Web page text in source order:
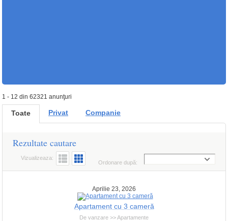
1 - 12 din 62321 anunţuri
Toate Privat Companie
Rezultate cautare
Ordonare după:
Vizualizeaza:
Aprilie 23, 2026
Apartament cu 3 cameră
De vanzare >> Apartamente